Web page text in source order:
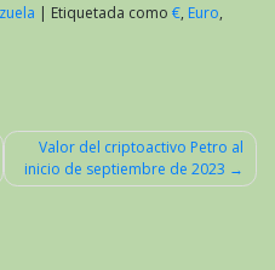
| Etiquetada como €, Euro,
Valor del criptoactivo Petro al
inicio de septiembre de 2023